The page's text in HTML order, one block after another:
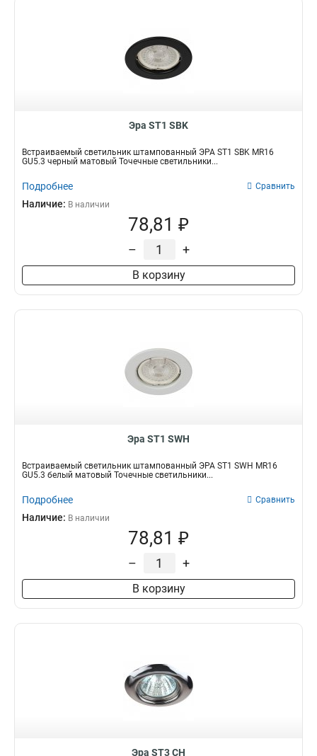
Эра ST1 SBK
Встраиваемый светильник штампованный ЭРА ST1 SBK MR16
GU5.3 черный матовый Точечные светильники...
Подробнее Сравнить
Наличие: В наличии
78,81 ₽
– +
В корзину
Эра ST1 SWH
Встраиваемый светильник штампованный ЭРА ST1 SWH MR16
GU5.3 белый матовый Точечные светильники...
Подробнее Сравнить
Наличие: В наличии
78,81 ₽
– +
В корзину
Эра ST3 CH